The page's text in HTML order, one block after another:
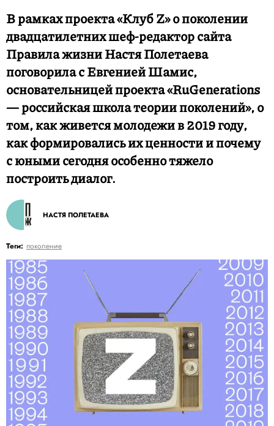
В рамках проекта «Клуб Z» о поколении
двадцатилетних шеф-редактор сайта
Правила жизни Настя Полетаева
поговорила с Евгенией Шамис,
основательницей проекта «RuGenerations
— российская школа теории поколений», о
том, как живется молодежи в 2019 году,
как формировались их ценности и почему
с юными сегодня особенно тяжело
построить диалог.
НАСТЯ ПОЛЕТАЕВА
Теги: поколение